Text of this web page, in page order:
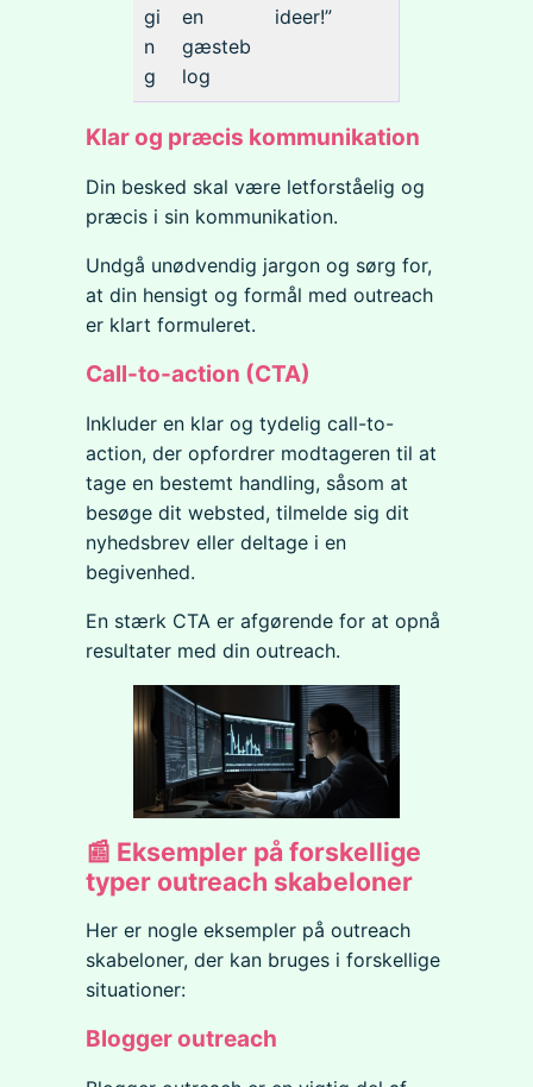
gi
n
g
en
gæsteb
log
ideer!”
Klar og præcis kommunikation
Din besked skal være letforståelig og
præcis i sin kommunikation.
Undgå unødvendig jargon og sørg for,
at din hensigt og formål med outreach
er klart formuleret.
Call-to-action (CTA)
Inkluder en klar og tydelig call-to-
action, der opfordrer modtageren til at
tage en bestemt handling, såsom at
besøge dit websted, tilmelde sig dit
nyhedsbrev eller deltage i en
begivenhed.
En stærk CTA er afgørende for at opnå
resultater med din outreach.
📰 Eksempler på forskellige
typer outreach skabeloner
Her er nogle eksempler på outreach
skabeloner, der kan bruges i forskellige
situationer:
Blogger outreach